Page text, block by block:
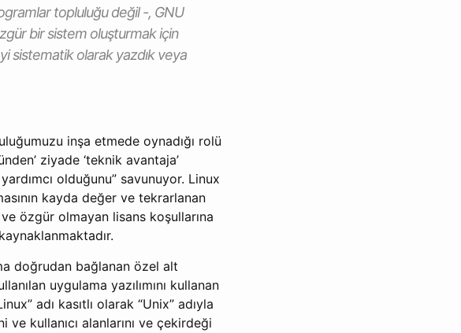
topluluğu değil -, GNU
bir sistem oluşturmak için
sistematik olarak yazdık veya
inşa etmede oynadığı rolü
ziyade ‘teknik avantaja’
olduğunu” savunuyor. Linux
kayda değer ve tekrarlanan
özgür olmayan lisans koşullarına
doğrudan bağlanan özel alt
uygulama yazılımını kullanan
adı kasıtlı olarak “Unix” adıyla
kullanıcı alanlarını ve çekirdeği